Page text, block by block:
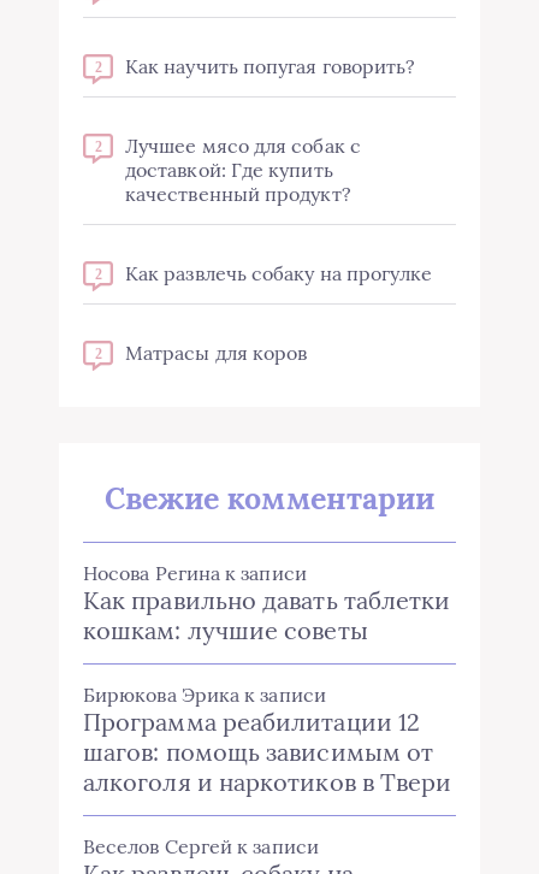
2 Как научить попугая говорить?
2
Лучшее мясо для собак с
доставкой: Где купить
качественный продукт?
2 Как развлечь собаку на прогулке
2 Матрасы для коров
Свежие комментарии
Носова Регина к записи
Как правильно давать таблетки
кошкам: лучшие советы
Бирюкова Эрика к записи
Программа реабилитации 12
шагов: помощь зависимым от
алкоголя и наркотиков в Твери
Веселов Сергей к записи